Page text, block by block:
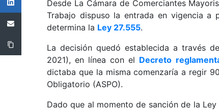
Desde La Cámara de Comerciantes
Trabajo dispuso la entrada en vigencia a
determina la Ley 27.555.
La decisión quedó establecida a través
2021), en línea con el Decreto
dictaba que la misma comenzaría a regir
Obligatorio (ASPO).
Dado que al momento de sanción de la